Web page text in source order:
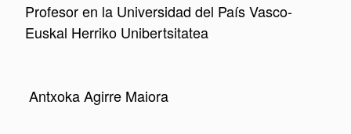
Profesor en la Universidad del País Vasco-
Euskal Herriko Unibertsitatea
Antxoka Agirre Maiora